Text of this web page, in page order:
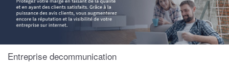
Entreprise decommunication